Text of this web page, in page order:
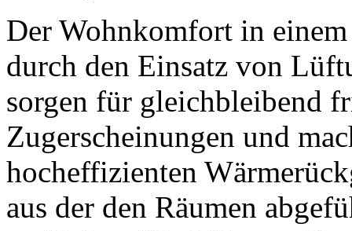
Der Wohnkomfort in
durch den Einsatz von
sorgen für gleichbleibend
Zugerscheinungen und
hocheffizienten
aus der den Räumen